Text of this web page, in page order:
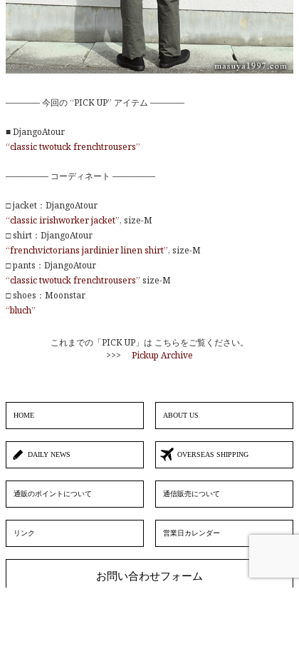
———— 今回の “PICK UP” アイテム ————
■ DjangoAtour
“classic twotuck frenchtrousers”
————— コーディネート —————
□ jacket：DjangoAtour
“classic irishworker jacket”, size-M
□ shirt：DjangoAtour
“frenchvictorians jardinier linen shirt”, size-M
□ pants：DjangoAtour
“classic twotuck frenchtrousers” size-M
□ shoes：Moonstar
“bluch”
これまでの「PICK UP」は こちらをご覧ください。
>>> Pickup Archive
HOME ABOUT US
DAILY NEWS OVERSEAS SHIPPING
通販のポイントについて 通信販売について
リンク 営業日カレンダー
お問い合わせフォーム